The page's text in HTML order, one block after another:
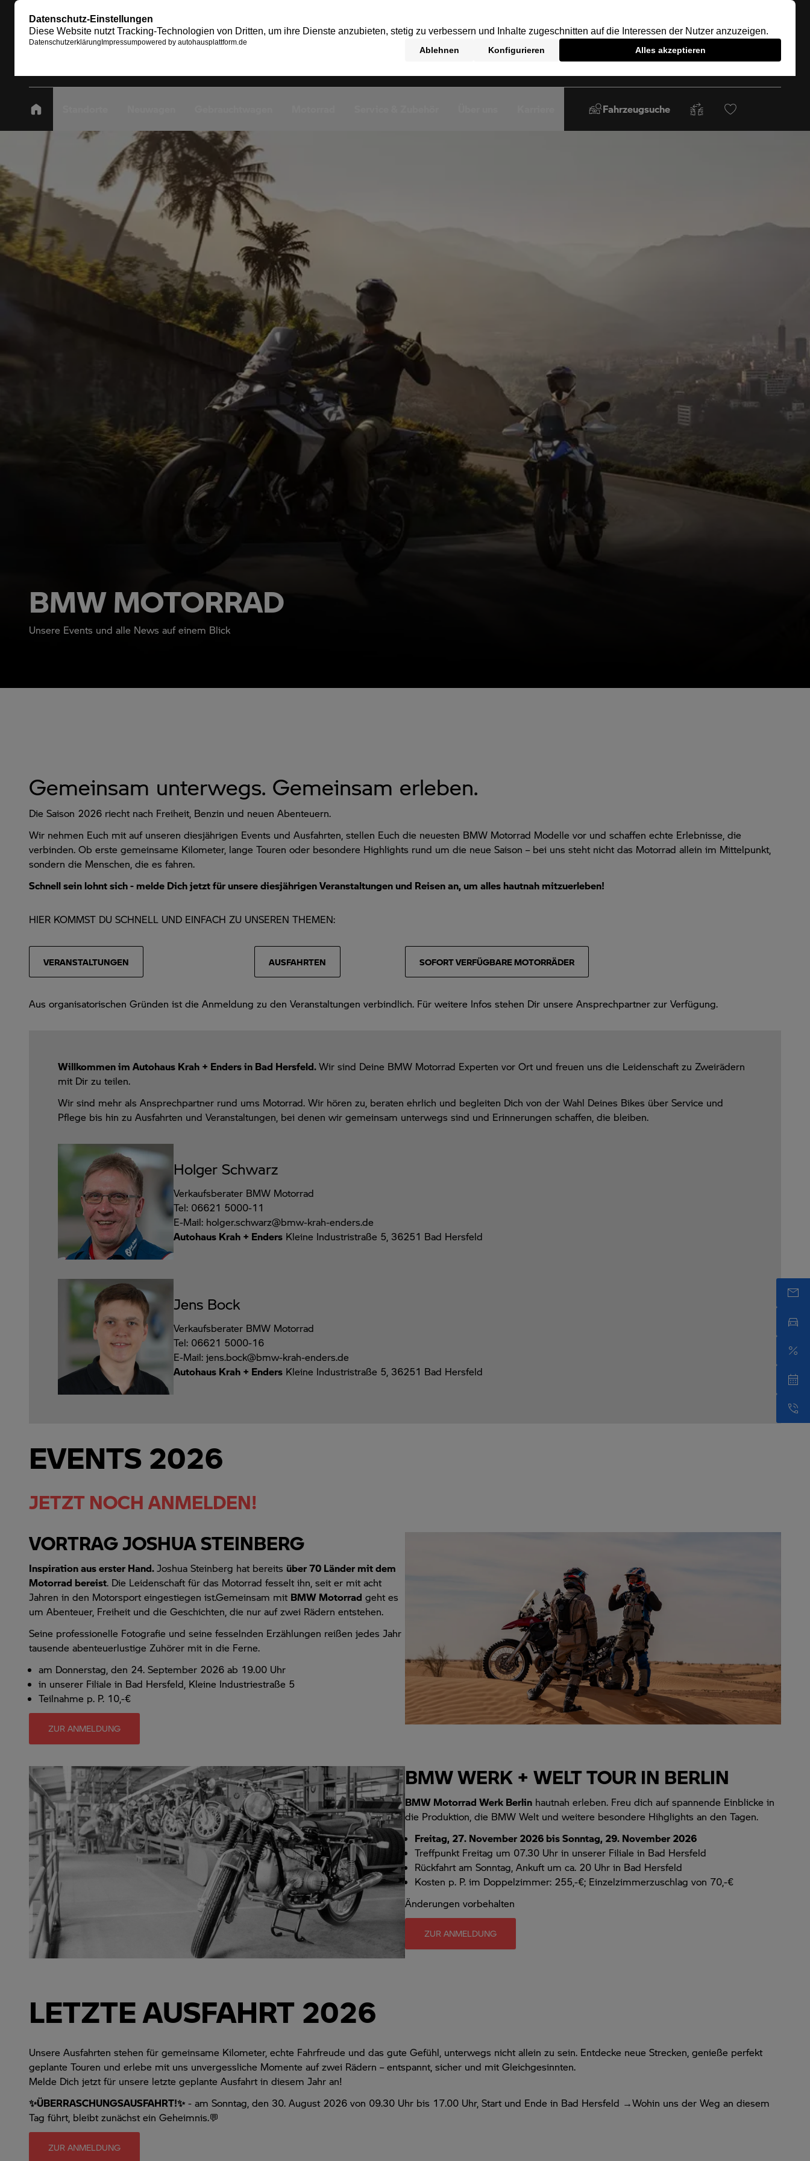
Fahrzeugsuche
BMW MOTORRAD
Unsere Events und alle News auf einem Blick
Gemeinsam unterwegs. Gemeinsam erleben.
Die Saison 2026 riecht nach Freiheit, Benzin und neuen Abenteuern.
Wir nehmen Euch mit auf unseren diesjährigen Events und Ausfahrten, stellen Euch die neuesten BMW Motorrad Modelle vor und schaffen echte Erlebnisse, die
verbinden. Ob erste gemeinsame Kilometer, lange Touren oder besondere Highlights rund um die neue Saison – bei uns steht nicht das Motorrad allein im Mittelpunkt,
sondern die Menschen, die es fahren.
Schnell sein lohnt sich - melde Dich jetzt für unsere diesjährigen Veranstaltungen und Reisen an, um alles hautnah mitzuerleben!
HIER KOMMST DU SCHNELL UND EINFACH ZU UNSEREN THEMEN:
VERANSTALTUNGEN AUSFAHRTEN SOFORT VERFÜGBARE MOTORRÄDER
Aus organisatorischen Gründen ist die Anmeldung zu den Veranstaltungen verbindlich. Für weitere Infos stehen Dir unsere Ansprechpartner zur Verfügung.
Willkommen im Autohaus Krah + Enders in Bad Hersfeld.Wir sind Deine BMW Motorrad Experten vor Ort und freuen uns die Leidenschaft zu Zweirädern
mit Dir zu teilen.
Wir sind mehr als Ansprechpartner rund ums Motorrad. Wir hören zu, beraten ehrlich und begleiten Dich von der Wahl Deines Bikes über Service und
Pflege bis hin zu Ausfahrten und Veranstaltungen, bei denen wir gemeinsam unterwegs sind und Erinnerungen schaffen, die bleiben.
Holger Schwarz
Verkaufsberater BMW Motorrad
Tel: 06621 5000-11
E-Mail: holger.schwarz@bmw-krah-enders.de
Autohaus Krah + Enders Kleine Industristraße 5, 36251 Bad Hersfeld
Jens Bock
Verkaufsberater BMW Motorrad
Tel: 06621 5000-16
E-Mail: jens.bock@bmw-krah-enders.de
Autohaus Krah + Enders Kleine Industristraße 5, 36251 Bad Hersfeld
EVENTS 2026
JETZT NOCH ANMELDEN!
VORTRAG JOSHUA STEINBERG
Inspiration aus erster Hand.Joshua Steinberg hat bereits über 70 Länder mit dem
Motorrad bereist. Die Leidenschaft für das Motorrad fesselt ihn, seit er mit acht
Jahren in den Motorsport eingestiegen ist.Gemeinsam mit BMW Motorrad geht es
um Abenteuer, Freiheit und die Geschichten, die nur auf zwei Rädern entstehen.
Seine professionelle Fotografie und seine fesselnden Erzählungen reißen jedes Jahr
tausende abenteuerlustige Zuhörer mit in die Ferne.
am Donnerstag, den 24. September 2026 ab 19.00 Uhr
in unserer Filiale in Bad Hersfeld, Kleine Industriestraße 5
Teilnahme p. P. 10,-€
ZUR ANMELDUNG
BMW WERK + WELT TOUR IN BERLIN
BMW Motorrad Werk Berlin hautnah erleben. Freu dich auf spannende Einblicke in
die Produktion, die BMW Welt und weitere besondere Hihglights an den Tagen.
Freitag, 27. November 2026 bis Sonntag, 29. November 2026
Treffpunkt Freitag um 07.30 Uhr in unserer Filiale in Bad Hersfeld
Rückfahrt am Sonntag, Ankuft um ca. 20 Uhr in Bad Hersfeld
Kosten p. P. im Doppelzimmer: 255,-€; Einzelzimmerzuschlag von 70,-€
Änderungen vorbehalten
ZUR ANMELDUNG
LETZTE AUSFAHRT 2026
Unsere Ausfahrten stehen für gemeinsame Kilometer, echte Fahrfreude und das gute Gefühl, unterwegs nicht allein zu sein. Entdecke neue Strecken, genieße perfekt
geplante Touren und erlebe mit uns unvergessliche Momente auf zwei Rädern – entspannt, sicher und mit Gleichgesinnten.
Melde Dich jetzt für unsere letzte geplante Ausfahrt in diesem Jahr an!
✨ÜBERRASCHUNGSAUSFAHRT!✨- am Sonntag, den 30. August 2026 von 09.30 Uhr bis 17.00 Uhr, Start und Ende in Bad Hersfeld →Wohin uns der Weg an diesem
Tag führt, bleibt zunächst ein Geheimnis.💬
ZUR ANMELDUNG